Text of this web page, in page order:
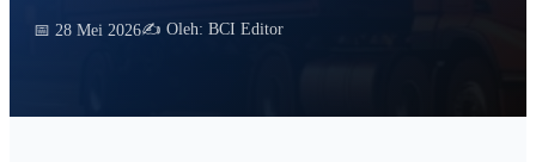
📅 28 Mei 2026✍️ Oleh: BCI Editor